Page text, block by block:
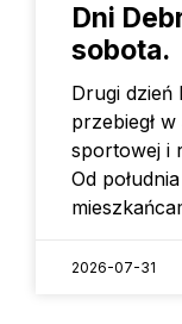
Dni
sobota.
Drugi dzień
przebiegł
sportowej i
Od
2026-07-31